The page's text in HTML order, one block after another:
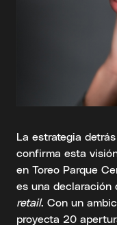
La estrategia
confirma esta
en Toreo Parque
es una declaración
retail. Con un
proyecta 20